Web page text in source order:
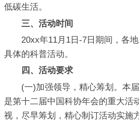
低碳生活。
三、活动时间
20xx年11月1日-7日期间，各地
具体的科普活动。
四、活动要求
(一)加强领导，精心筹划。本届
是第十二届中国科协年会的重大活
视，尽早筹划，精心制订活动实施